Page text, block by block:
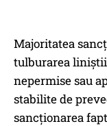
Majoritatea
tulburarea
nepermise sau
stabilite de
sancţionarea